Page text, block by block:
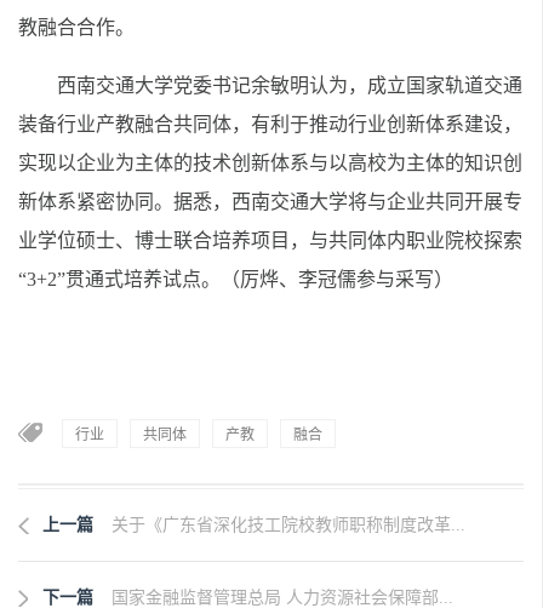
教融合合作。
西南交通大学党委书记余敏明认为，成立国家轨道交通
装备行业产教融合共同体，有利于推动行业创新体系建设，
实现以企业为主体的技术创新体系与以高校为主体的知识创
新体系紧密协同。据悉，西南交通大学将与企业共同开展专
业学位硕士、博士联合培养项目，与共同体内职业院校探索
“3+2”贯通式培养试点。
（厉烨、李冠儒参与采写）
行业 共同体 产教 融合
上一篇 关于《广东省深化技工院校教师职称制度改革...
下一篇 国家金融监督管理总局 人力资源社会保障部...